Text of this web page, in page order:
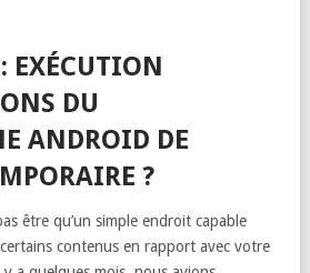
EXÉCUTION
DU
ANDROID DE
?
être qu’un simple endroit capable
certains contenus en rapport avec votre